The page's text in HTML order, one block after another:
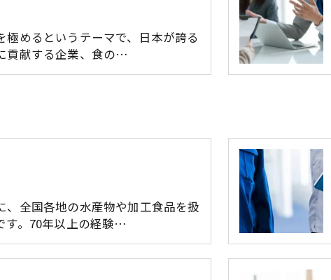
極めるというテーマで、日本が誇る
貢献する企業、食の…
、全国各地の水産物や加工食品を扱
す。70年以上の経験…